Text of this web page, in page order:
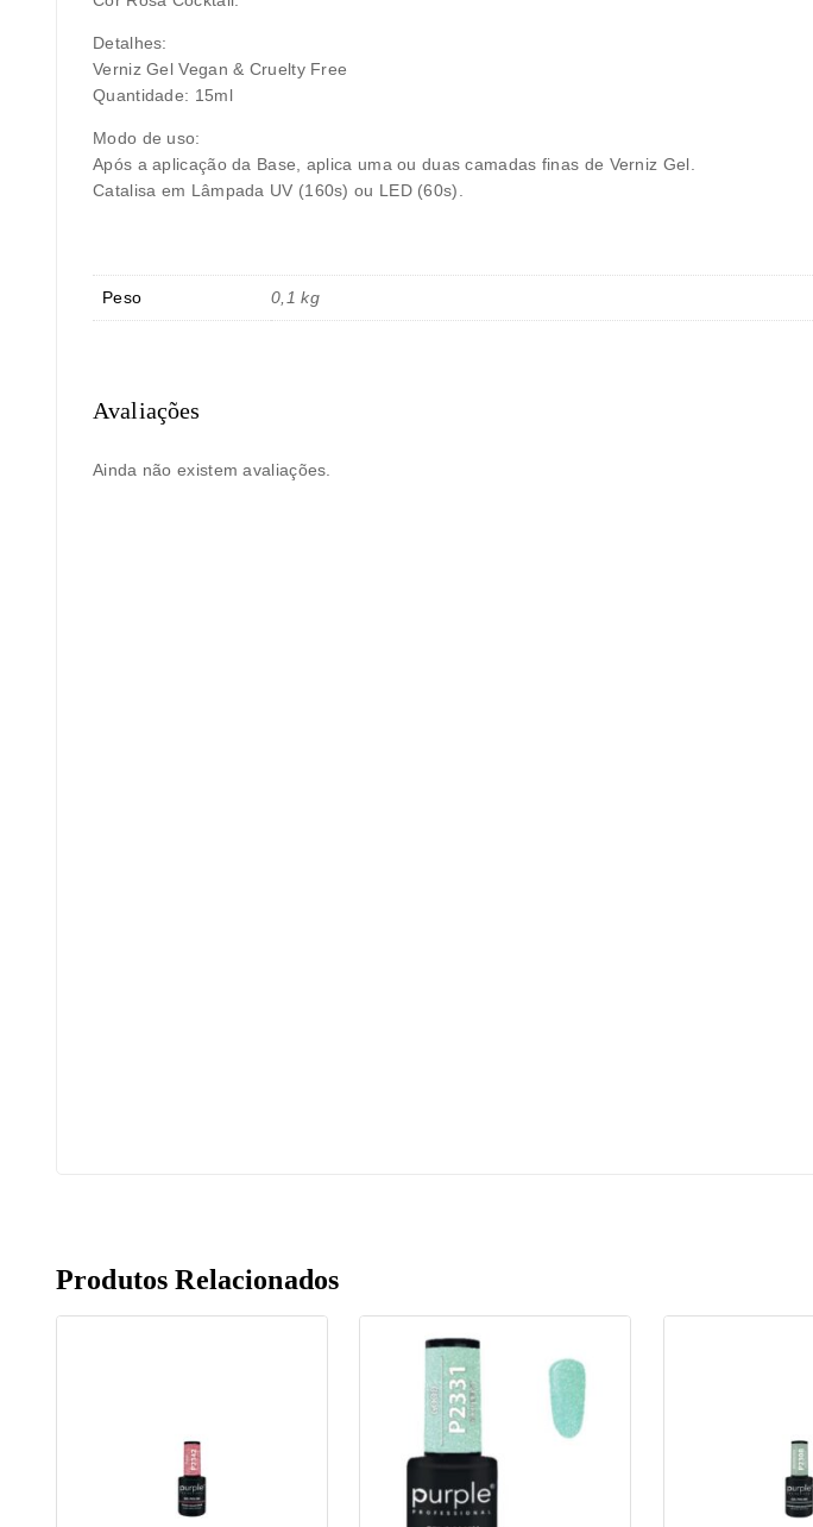
Detalhes:
Verniz Gel Vegan & Cruelty Free
Quantidade: 15ml
Modo de uso:
Após a aplicação da Base, aplica uma ou duas camadas finas de Verniz Gel.
Catalisa em Lâmpada UV (160s) ou LED (60s).
Peso 0,1 kg
Avaliações
Ainda não existem avaliações.
Produtos Relacionados